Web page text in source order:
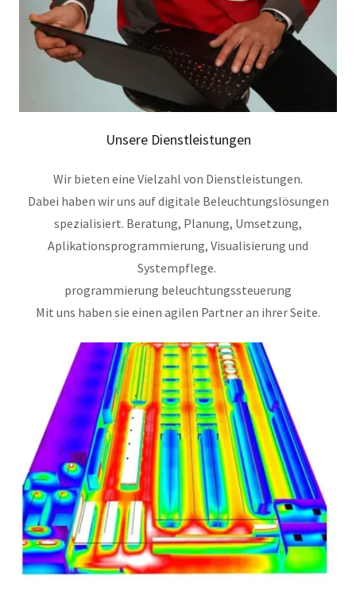
Unsere Dienstleistungen
Wir bieten eine Vielzahl von Dienstleistungen.
Dabei haben wir uns auf digitale Beleuchtungslösungen
spezialisiert. Beratung, Planung, Umsetzung,
Aplikationsprogrammierung, Visualisierung und
Systempflege.
programmierung beleuchtungssteuerung
Mit uns haben sie einen agilen Partner an ihrer Seite.